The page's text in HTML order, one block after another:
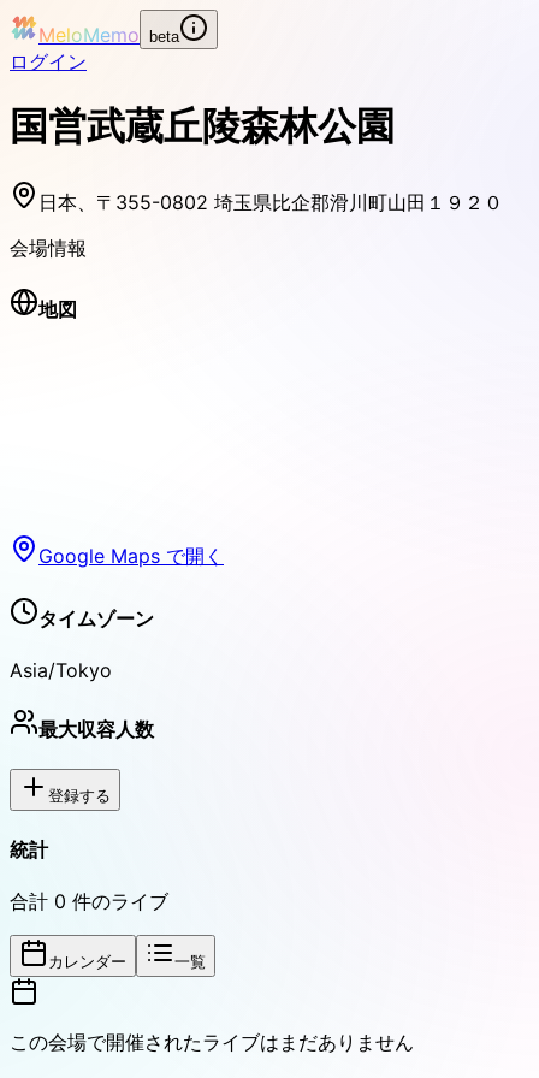
MeloMemo beta
ログイン
国営武蔵丘陵森林公園
日本、〒355-0802 埼玉県比企郡滑川町山田１９２０
会場情報
地図
Google Maps で開く
タイムゾーン
Asia/Tokyo
最大収容人数
登録する
統計
合計 0 件のライブ
カレンダー 一覧
この会場で開催されたライブはまだありません